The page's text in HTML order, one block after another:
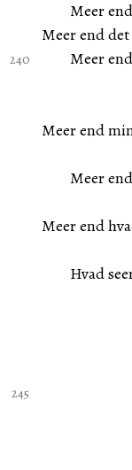
Meer end
Meer end
Meer end
Meer end
Meer end
Meer end
Hvad seer